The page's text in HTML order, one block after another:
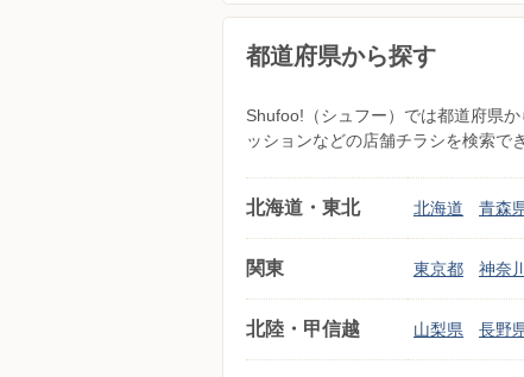
都道府県から探す
Shufoo!（シュフー）では都道府県
ッションなどの店舗チラシを検索で
北海道・東北 北海道 青森
関東 東京都 神奈
北陸・甲信越 山梨県 長野